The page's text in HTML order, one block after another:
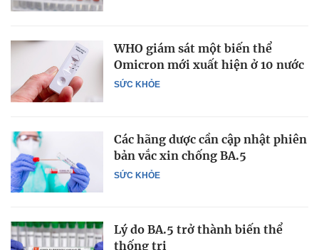
SỨC KHỎE
WHO giám sát một biến thể
Omicron mới xuất hiện ở 10 nước
SỨC KHỎE
Các hãng dược cần cập nhật phiên
bản vắc xin chống BA.5
Lý do BA.5 trở thành biến thể
thống trị